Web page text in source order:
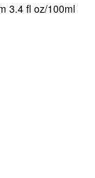
3.4 fl oz/100ml